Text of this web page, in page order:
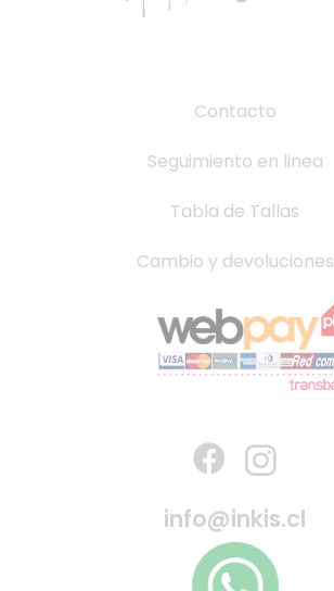
Contacto
Seguimiento en linea
Tabla de Tallas
Cambio y devoluciones
info@inkis.cl